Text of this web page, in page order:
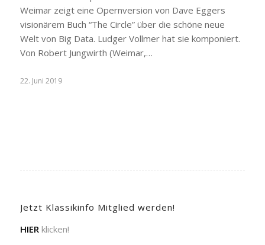
Weimar zeigt eine Opernversion von Dave Eggers
visionärem Buch “The Circle” über die schöne neue
Welt von Big Data. Ludger Vollmer hat sie komponiert.
Von Robert Jungwirth (Weimar,…
22. Juni 2019
Jetzt Klassikinfo Mitglied werden!
HIER klicken!